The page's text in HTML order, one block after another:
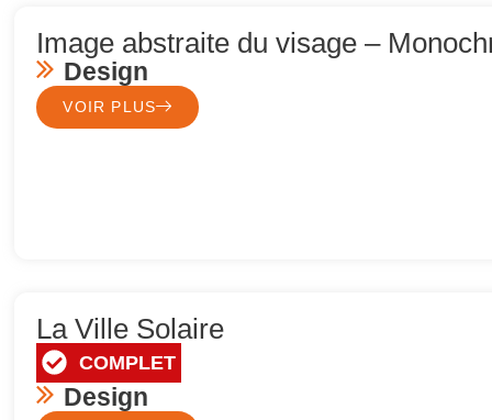
Image abstraite du visage –
Design
VOIR PLUS
La Ville Solaire
COMPLET
Design